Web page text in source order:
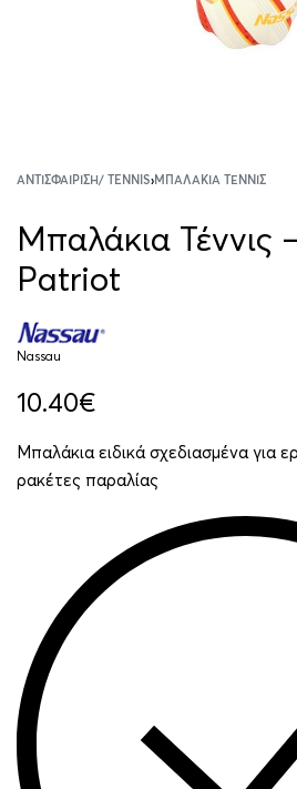
ΑΝΤΙΣΦΑΊΡΙΣΗ/ TENNIS›ΜΠΑΛΆΚΙΑ ΤΈΝΝΙΣ
Μπαλάκια Τέννις
Patriot
Nassau
10.40€
Μπαλάκια ειδικά σχεδιασμένα για
ρακέτες παραλίας